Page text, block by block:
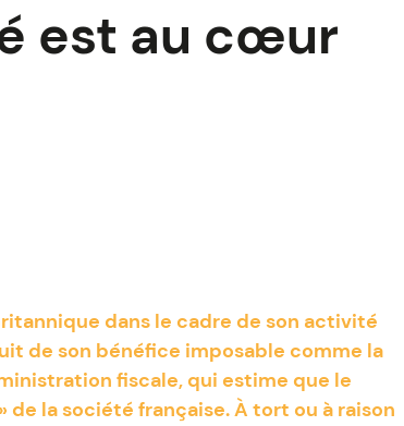
est au cœur
dans le cadre de son activité
de son bénéfice imposable comme la
fiscale, qui estime que le
la société française. À tort ou à raison